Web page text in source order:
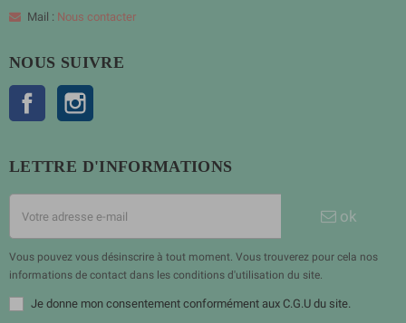
Mail : Nous contacter
NOUS SUIVRE
Facebook
LETTRE D'INFORMATIONS
ok
Vous pouvez vous désinscrire à tout moment. Vous trouverez pour cela nos
informations de contact dans les conditions d'utilisation du site.
Je donne mon consentement conformément aux C.G.U du site.